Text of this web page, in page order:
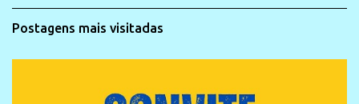
Postagens mais visitadas